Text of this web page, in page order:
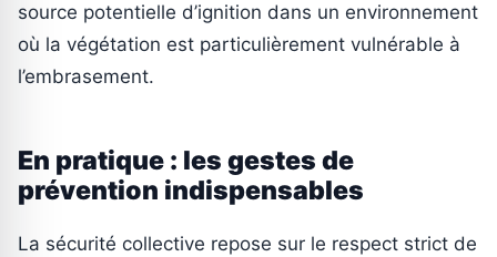
source potentielle d’ignition dans un environnement
où la végétation est particulièrement vulnérable à
l’embrasement.
En pratique : les gestes de
prévention indispensables
La sécurité collective repose sur le respect strict de